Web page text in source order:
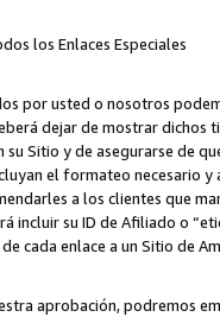
los Enlaces Especiales
por usted o nosotros
dejar de mostrar dichos
Sitio y de asegurarse de
el formateo necesario
a los clientes que
incluir su ID de Afiliado o
cada enlace a un Sitio de
aprobación, podremos